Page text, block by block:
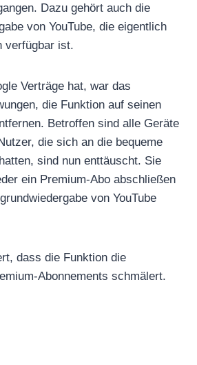
Dazu gehört auch die
von YouTube, die eigentlich
verfügbar ist.
Verträge hat, war das
die Funktion auf seinen
Betroffen sind alle Geräte
die sich an die bequeme
sind nun enttäuscht. Sie
ein Premium-Abo abschließen
von YouTube
dass die Funktion die
Abonnements schmälert.